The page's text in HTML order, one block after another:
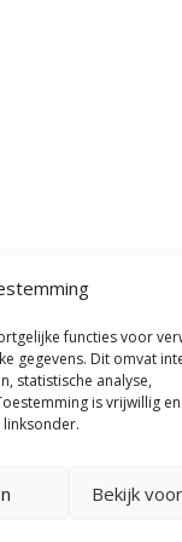
functies voor
gegevens. Dit omvat
statistische analyse,
is vrijwillig
Bekijk
en
De